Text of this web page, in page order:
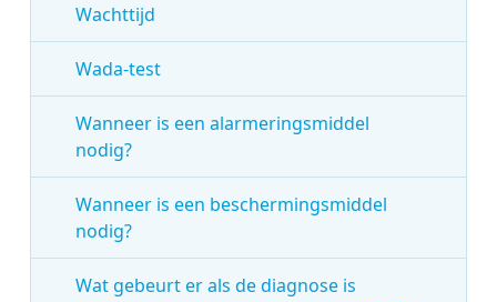
Wachttijd
Wada-test
Wanneer is een alarmeringsmiddel
nodig?
Wanneer is een beschermingsmiddel
nodig?
Wat gebeurt er als de diagnose is